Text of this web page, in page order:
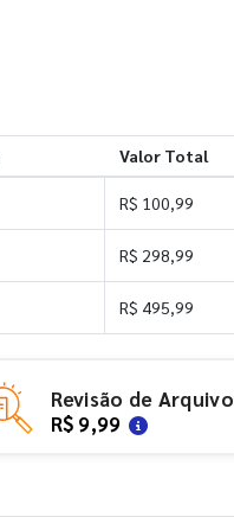
Valor Total
R$ 100,99
R$ 298,99
R$ 495,99
Revisão de Arquivo
R$ 9,99